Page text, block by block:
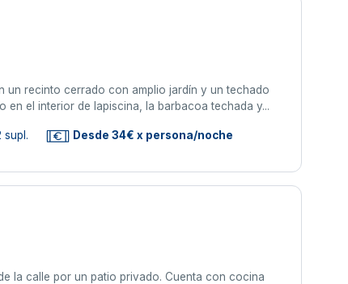
un recinto cerrado con amplio jardín y un techado
el interior de lapiscina, la barbacoa techada y...
supl. Desde 34€ x persona/noche
la calle por un patio privado. Cuenta con cocina